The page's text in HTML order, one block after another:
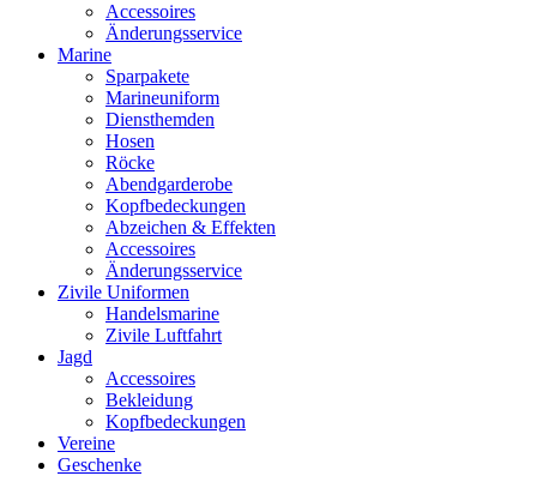
Accessoires
Änderungsservice
Marine
Sparpakete
Marineuniform
Diensthemden
Hosen
Röcke
Abendgarderobe
Kopfbedeckungen
Abzeichen & Effekten
Accessoires
Änderungsservice
Zivile Uniformen
Handelsmarine
Zivile Luftfahrt
Jagd
Accessoires
Bekleidung
Kopfbedeckungen
Vereine
Geschenke